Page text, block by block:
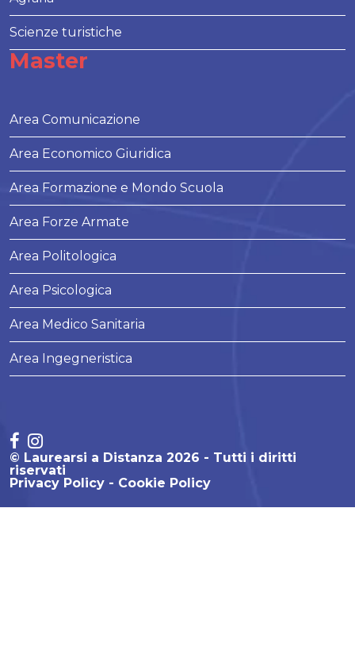
Scienze turistiche
Master
Area Comunicazione
Area Economico Giuridica
Area Formazione e Mondo Scuola
Area Forze Armate
Area Politologica
Area Psicologica
Area Medico Sanitaria
Area Ingegneristica
© Laurearsi a Distanza 2026 - Tutti i diritti
riservati
Privacy Policy
Cookie Policy